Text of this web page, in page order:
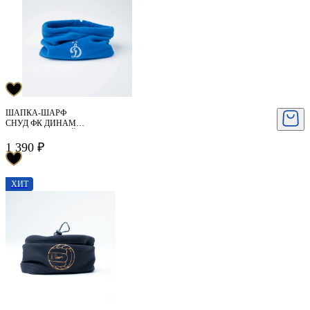
ШАПКА-ШАРФ
СНУД ФК ДИНАМО
1 390 ₽
ХИТ